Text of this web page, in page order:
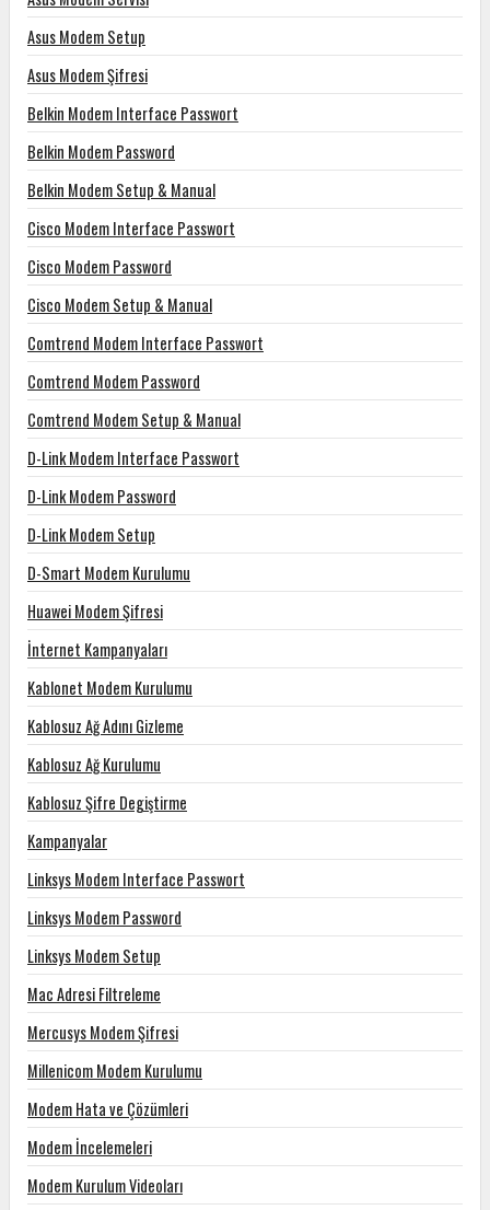
Asus Modem Setup
Asus Modem Şifresi
Belkin Modem Interface Passwort
Belkin Modem Password
Belkin Modem Setup & Manual
Cisco Modem Interface Passwort
Cisco Modem Password
Cisco Modem Setup & Manual
Comtrend Modem Interface Passwort
Comtrend Modem Password
Comtrend Modem Setup & Manual
D-Link Modem Interface Passwort
D-Link Modem Password
D-Link Modem Setup
D-Smart Modem Kurulumu
Huawei Modem Şifresi
İnternet Kampanyaları
Kablonet Modem Kurulumu
Kablosuz Ağ Adını Gizleme
Kablosuz Ağ Kurulumu
Kablosuz Şifre Degiştirme
Kampanyalar
Linksys Modem Interface Passwort
Linksys Modem Password
Linksys Modem Setup
Mac Adresi Filtreleme
Mercusys Modem Şifresi
Millenicom Modem Kurulumu
Modem Hata ve Çözümleri
Modem İncelemeleri
Modem Kurulum Videoları